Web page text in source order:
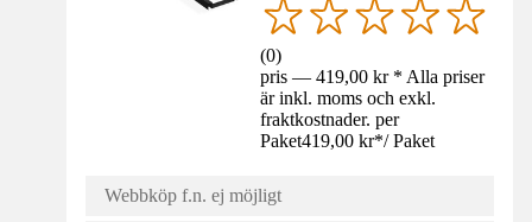
(0)
pris — 419,00 kr * Alla priser
är inkl. moms och exkl.
fraktkostnader. per
Paket419,00 kr*/ Paket
Webbköp f.n. ej möjligt